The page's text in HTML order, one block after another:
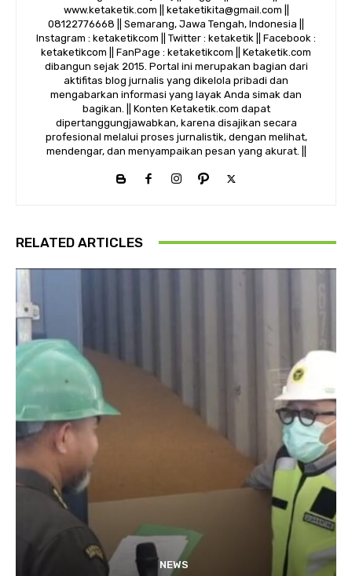
www.ketaketik.com || ketaketikita@gmail.com ||
08122776668 || Semarang, Jawa Tengah, Indonesia ||
Instagram : ketaketikcom || Twitter : ketaketik || Facebook :
ketaketikcom || FanPage : ketaketikcom || Ketaketik.com
dibangun sejak 2015. Portal ini merupakan bagian dari
aktifitas blog jurnalis yang dikelola pribadi dan
mengabarkan informasi yang layak Anda simak dan
bagikan. || Konten Ketaketik.com dapat
dipertanggungjawabkan, karena disajikan secara
profesional melalui proses jurnalistik, dengan melihat,
mendengar, dan menyampaikan pesan yang akurat. ||
RELATED ARTICLES
NEWS